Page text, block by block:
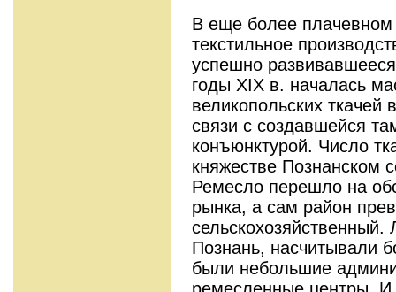
В еще более плачевном
текстильное
успешно
годы XIX в. началась
великопольских ткачей
связи с создавшейся
конъюнктурой. Число
княжестве Познанском
Ремесло перешло на
рынка, а сам район
Познань, насчитывали
были небольшие